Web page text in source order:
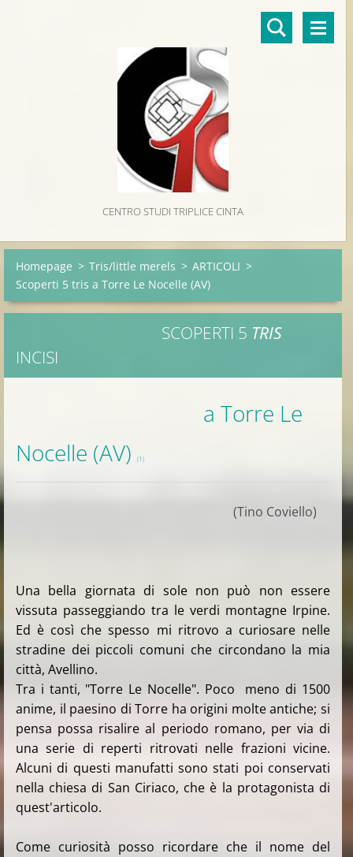
CENTRO STUDI TRIPLICE CINTA
Homepage > Tris/little merels > ARTICOLI >
Scoperti 5 tris a Torre Le Nocelle (AV)
SCOPERTI 5 TRIS
INCISI
a Torre Le
Nocelle (AV)
(1)
(Tino Coviello)
Una bella giornata di sole non può non essere
vissuta passeggiando tra le verdi montagne Irpine.
Ed è così che spesso mi ritrovo a curiosare nelle
stradine dei piccoli comuni che circondano la mia
città, Avellino.
Tra i tanti, "Torre Le Nocelle". Poco meno di 1500
anime, il paesino di Torre ha origini molte antiche; si
pensa possa risalire al periodo romano, per via di
una serie di reperti ritrovati nelle frazioni vicine.
Alcuni di questi manufatti sono stati poi conservati
nella chiesa di San Ciriaco, che è la protagonista di
quest'articolo.
Come curiosità posso ricordare che il nome del